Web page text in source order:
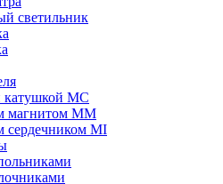
светильник
MC
магнитом ММ
сердечником MI